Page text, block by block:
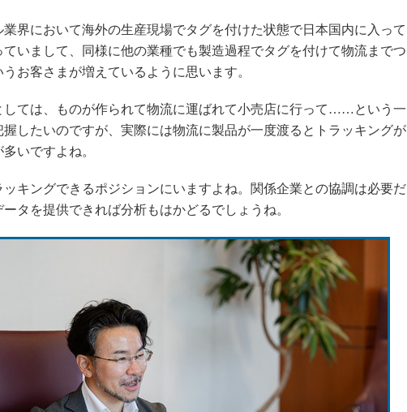
界において海外の生産現場でタグを付けた状態で日本国内に入って
ていまして、同様に他の業種でも製造過程でタグを付けて物流までつ
お客さまが増えているように思います。
ては、ものが作られて物流に運ばれて小売店に行って……という一
したいのですが、実際には物流に製品が一度渡るとトラッキングが
いですよね。
キングできるポジションにいますよね。関係企業との協調は必要だ
タを提供できれば分析もはかどるでしょうね。